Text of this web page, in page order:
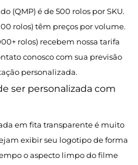
(QMP) é de 500 rolos por SKU.
rolos) têm preços por volume.
rolos) recebem nossa tarifa
conosco com sua previsão
personalizada.
ser personalizada com
em fita transparente é muito
exibir seu logotipo de forma
o aspecto limpo do filme